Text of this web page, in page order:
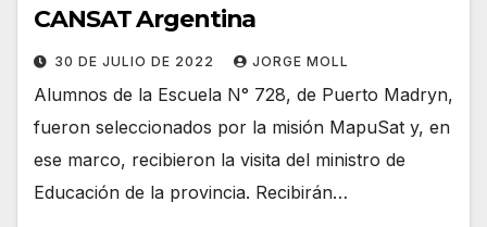
CANSAT Argentina
30 DE JULIO DE 2022 JORGE MOLL
Alumnos de la Escuela N° 728, de Puerto Madryn,
fueron seleccionados por la misión MapuSat y, en
ese marco, recibieron la visita del ministro de
Educación de la provincia. Recibirán…